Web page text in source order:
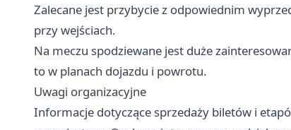
Zalecane jest przybycie z odpowiednim
przy wejściach.
Na meczu spodziewane jest duże
to w planach dojazdu i powrotu.
Uwagi organizacyjne
Informacje dotyczące sprzedaży biletów i